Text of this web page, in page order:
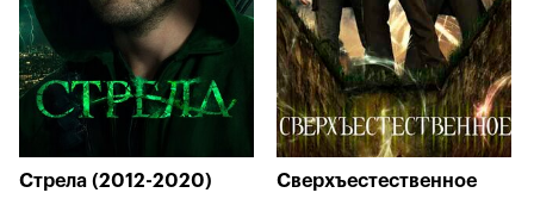
Стрела (2012-2020)
Сверхъестественное